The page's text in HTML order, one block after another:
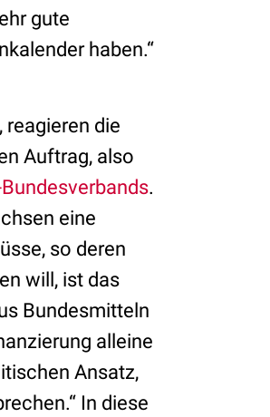
gute
haben.“
die
Auftrag, also
Bundesverbands.
eine
so deren
will, ist das
Bundesmitteln
alleine
Ansatz,
In diese